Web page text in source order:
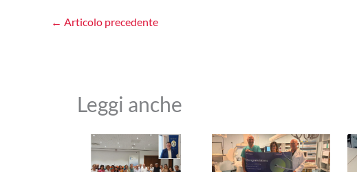
← Articolo precedente
Leggi anche